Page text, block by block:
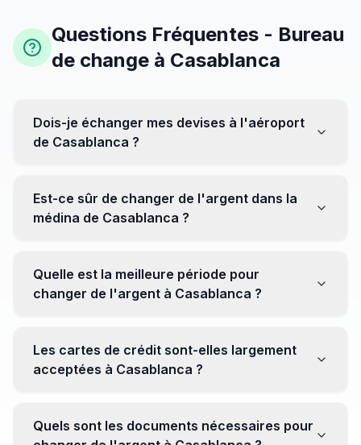
Questions Fréquentes - Bureau
de change à Casablanca
Dois-je échanger mes devises à l'aéroport
de Casablanca ?
être moins avantageux. Orientez-vous plutôt vers les
bureaux de change en ville pour obtenir de meilleurs
Est-ce sûr de changer de l'argent dans la
médina de Casablanca ?
établissements réputés pour éviter les surprises.
Quelle est la meilleure période pour
changer de l'argent à Casablanca ?
soyez attentif aux fluctuations pour maximiser la valeur
de vos devises.
Les cartes de crédit sont-elles largement
acceptées à Casablanca ?
Cependant, avoir un peu de monnaie locale peut être
Quels sont les documents nécessaires pour